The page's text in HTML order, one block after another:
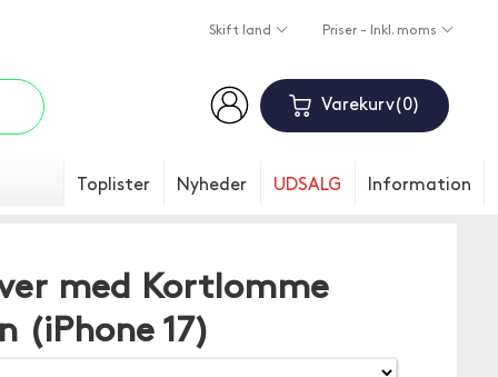
Skift land Priser - Inkl. moms
Varekurv 0
Toplister Nyheder UDSALG Information
med Kortlomme
17)